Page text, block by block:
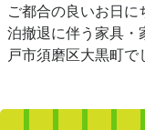
ご都合の良いお日
泊撤退に伴う家具・
戸市須磨区大黒町で